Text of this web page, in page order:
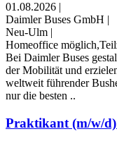
01.08.2026 |
Daimler Buses GmbH |
Neu-Ulm |
Homeoffice
Bei Daimler Buses
der Mobilität und
weltweit führender
nur die besten ..
Praktikant (m/w/